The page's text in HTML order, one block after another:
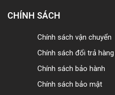
CHÍNH SÁCH
Chính sách vận chuyển
Chính sách đổi trả hàng
Chính sách bảo hành
Chính sách bảo mật